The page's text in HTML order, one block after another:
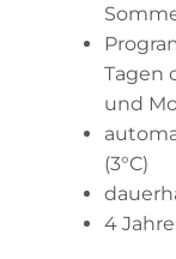
Tagen
und
(3°C)
4